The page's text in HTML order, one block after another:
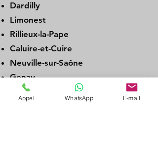
Dardilly
Limonest
Rillieux-la-Pape
Caluire-et-Cuire
Neuville-sur-Saône
Genay
Albigny-sur-Saône
Appel WhatsApp E-mail